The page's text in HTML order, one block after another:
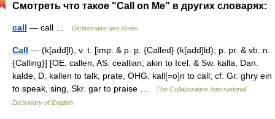
Смотреть что такое "Call on Me" в других словарях:
call — call … Dictionnaire des rimes
Call — (k[add]l), v. t. [imp. & p. p. {Called} (k[add]ld); p. pr. & vb. n.
{Calling}] [OE. callen, AS. ceallian; akin to Icel. & Sw. kalla, Dan.
kalde, D. kallen to talk, prate, OHG. kall[=o]n to call; cf. Gr. ghry ein
to speak, sing, Skr. gar to praise …
The Collaborative International
Dictionary of English